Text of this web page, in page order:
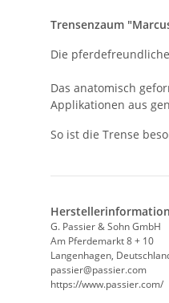
Trensenzaum
Die
Das anatomisch
Applikationen aus
So ist die Trense
G. Passier & Sohn GmbH
Am Pferdemarkt 8 + 10
Langenhagen,
passier@passier.com
https://www.passier.com/